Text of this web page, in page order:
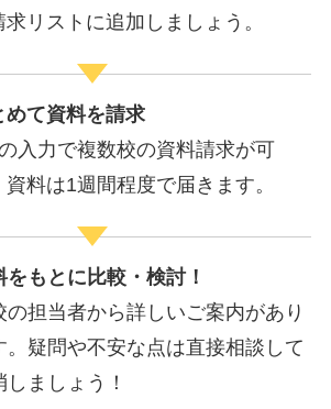
求リストに追加しましょう。
めて資料を請求
入力で複数校の資料請求が可
資料は1週間程度で届きます。
をもとに比較・検討！
の担当者から詳しいご案内があり
。疑問や不安な点は直接相談して
しましょう！